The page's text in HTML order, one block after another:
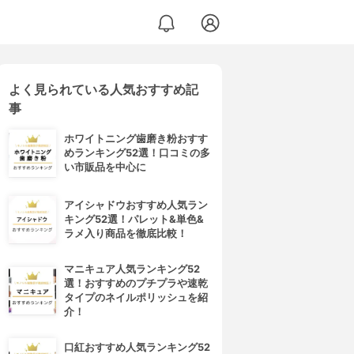
よく見られている人気おすすめ記
事
ホワイトニング歯磨き粉おすす
めランキング52選！口コミの多
い市販品を中心に
アイシャドウおすすめ人気ラン
キング52選！パレット&単色&
ラメ入り商品を徹底比較！
マニキュア人気ランキング52
選！おすすめのプチプラや速乾
タイプのネイルポリッシュを紹
介！
口紅おすすめ人気ランキング52